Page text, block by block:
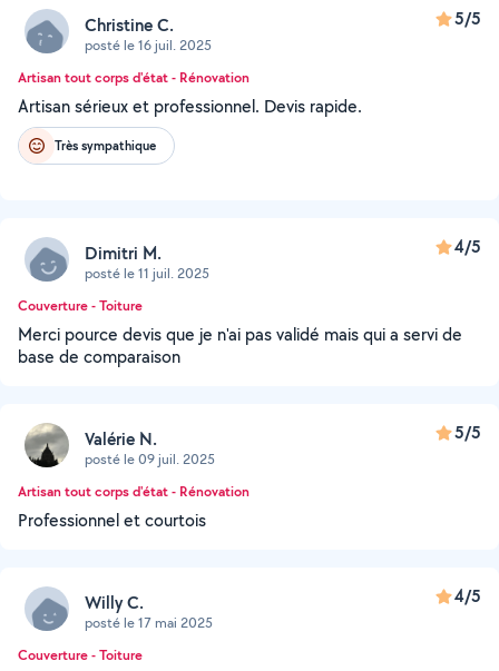
Christine C.
posté le 16 juil. 2025
5/5
Artisan tout corps d'état - Rénovation
Artisan sérieux et professionnel. Devis rapide.
Très sympathique
Dimitri M.
posté le 11 juil. 2025
4/5
Couverture - Toiture
Merci pource devis que je n'ai pas validé mais qui a servi de
base de comparaison
Valérie N.
posté le 09 juil. 2025
5/5
Artisan tout corps d'état - Rénovation
Professionnel et courtois
Willy C.
posté le 17 mai 2025
4/5
Couverture - Toiture